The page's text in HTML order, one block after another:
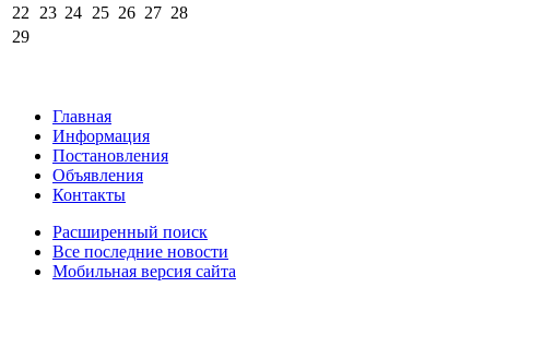
22
23 24 25 26 27 28
29
Главная
Информация
Постановления
Объявления
Контакты
Расширенный поиск
Все последние новости
Мобильная версия сайта